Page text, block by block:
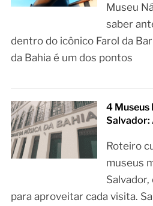
Museu
saber
dentro do icônico Farol da
da Bahia é um dos pontos
4 Museus
Salvador:
Roteiro
museus
para aproveitar cada visita.